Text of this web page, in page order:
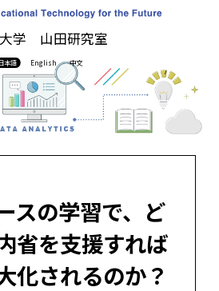
学 山田研究室
本語 English 中文
スの学習で、ど
省を支援すれば
化されるのか？